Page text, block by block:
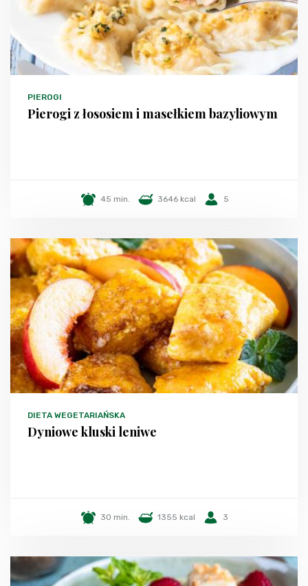
PIEROGI
Pierogi z łososiem i masełkiem bazyliowym
45 min. 3646 kcal 5
DIETA WEGETARIAŃSKA
Dyniowe kluski leniwe
30 min. 1355 kcal 3